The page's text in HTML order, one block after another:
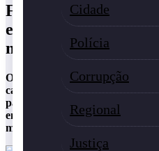
Cidade
Polícia
Corrupção
Regional
Justiça
Familiar revela
encontrado
morador de Parapuã-
O casal adamantinense foi
carbonizados e abraçados.
passional. Mas, um tio do rapaz
entre o casal e um morador da
microrregião de Tupã.